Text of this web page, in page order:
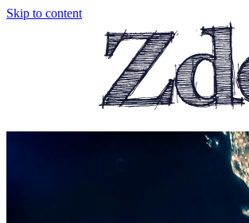
Skip to content